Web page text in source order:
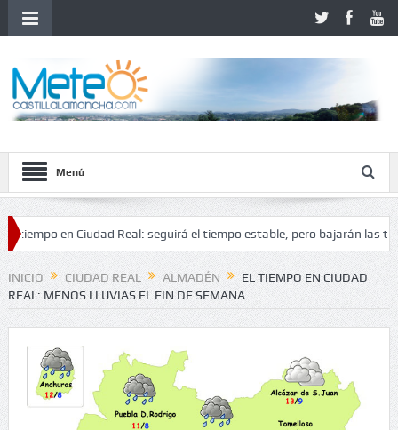
Menú
en Ciudad Real: seguirá el tiempo estable, pero bajarán las
INICIO CIUDAD REAL ALMADÉN
EL TIEMPO EN CIUDAD
REAL: MENOS LLUVIAS EL FIN DE SEMANA